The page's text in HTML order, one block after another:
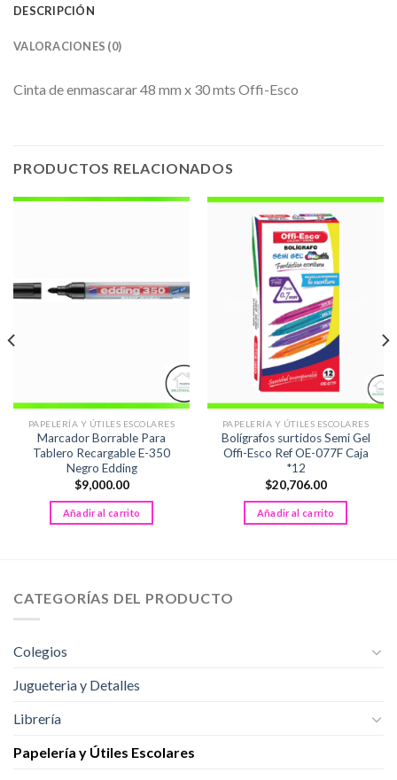
DESCRIPCIÓN
VALORACIONES (0)
Cinta de enmascarar 48 mm x 30 mts Offi-Esco
PRODUCTOS RELACIONADOS
PAPELERÍA Y ÚTILES ESCOLARES
Marcador Borrable Para
Tablero Recargable E-350
Negro Edding
$9,000.00
Añadir al carrito
PAPELERÍA Y ÚTILES ESCOLARES
Bolígrafos surtidos Semi Gel
Offi-Esco Ref OE-077F Caja
*12
$20,706.00
Añadir al carrito
CATEGORÍAS DEL PRODUCTO
Colegios
Jugueteria y Detalles
Librería
Papelería y Útiles Escolares